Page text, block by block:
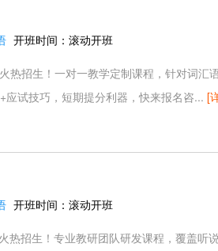
开班时间： 滚动开班
热招生！一对一教学定制课程，针对词汇
应试技巧，短期提分利器，快来报名咨... [
开班时间： 滚动开班
热招生！专业教研团队研发课程，覆盖听